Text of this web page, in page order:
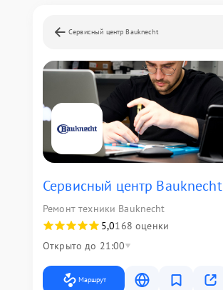
Сервисный центр Bauknecht
Сервисный центр Bauknecht
Ремонт техники Bauknecht
5,0168 оценки
Открыто до 21:00
Маршрут